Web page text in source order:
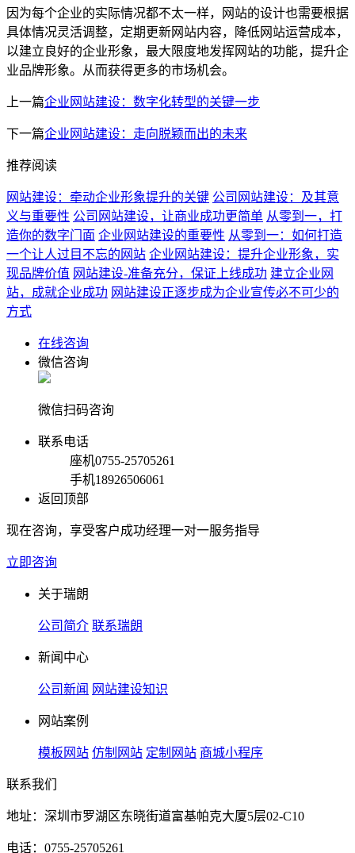
因为每个企业的实际情况都不太一样，网站的设计也需要根据
具体情况灵活调整，定期更新网站内容，降低网站运营成本，
以建立良好的企业形象，最大限度地发挥网站的功能，提升企
业品牌形象。从而获得更多的市场机会。
上一篇企业网站建设：数字化转型的关键一步
下一篇企业网站建设：走向脱颖而出的未来
推荐阅读
网站建设：牵动企业形象提升的关键 公司网站建设：及其意
义与重要性 公司网站建设，让商业成功更简单 从零到一，打
造你的数字门面 企业网站建设的重要性 从零到一：如何打造
一个让人过目不忘的网站 企业网站建设：提升企业形象，实
现品牌价值 网站建设-准备充分，保证上线成功 建立企业网
站，成就企业成功 网站建设正逐步成为企业宣传必不可少的
方式
在线咨询
微信咨询
微信扫码咨询
联系电话
座机0755-25705261
手机18926506061
返回顶部
现在咨询，享受客户成功经理一对一服务指导
立即咨询
关于瑞朗
公司简介 联系瑞朗
新闻中心
公司新闻 网站建设知识
网站案例
模板网站 仿制网站 定制网站 商城小程序
联系我们
地址：深圳市罗湖区东晓街道富基帕克大厦5层02-C10
电话：0755-25705261